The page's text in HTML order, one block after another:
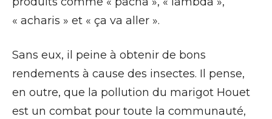
« acharis » et « ça va aller ».
Sans eux, il peine à obtenir de bons
rendements à cause des insectes. Il pense,
en outre, que la pollution du marigot Houet
est un combat pour toute la communauté,